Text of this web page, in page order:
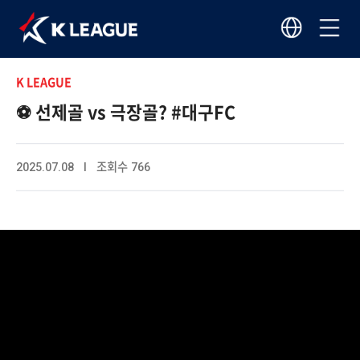
K LEAGUE
⚽ 선제골 vs 극장골? #대구FC
2025.07.08 I 조회수 766